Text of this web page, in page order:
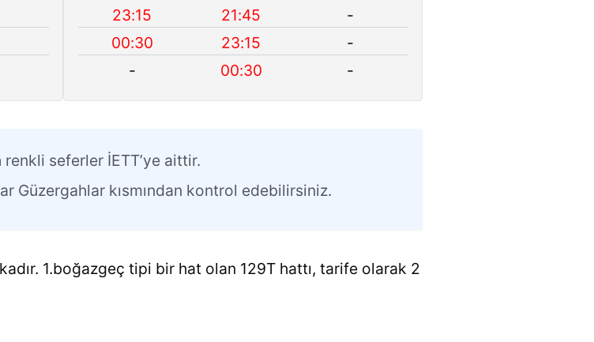
23:15
21:45
-
00:30
23:15
-
-
00:30 -
renkli seferler İETT’ye aittir.
Güzergahlar kısmından kontrol edebilirsiniz.
1.boğazgeç tipi bir hat olan 129T hattı, tarife olarak 2